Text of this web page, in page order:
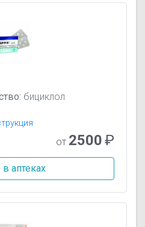
бициклол
от 2500₽
аптеках